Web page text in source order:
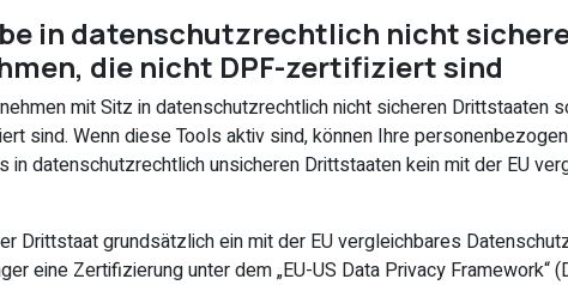
in datenschutzrechtlich nicht
die nicht DPF-zertifiziert sind
mit Sitz in datenschutzrechtlich nicht sicheren Drittstaaten
sind. Wenn diese Tools aktiv sind, können Ihre
in datenschutzrechtlich unsicheren Drittstaaten kein mit der EU
Drittstaat grundsätzlich ein mit der EU vergleichbares
eine Zertifizierung unter dem „EU-US Data Privacy